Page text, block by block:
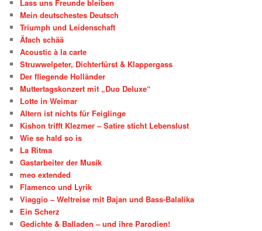
Lass uns Freunde bleiben
Mein deutschestes Deutsch
Triumph und Leidenschaft
Äfach schää
Acoustic à la carte
Struwwelpeter, Dichterfürst & Klappergass
Der fliegende Holländer
Muttertagskonzert mit „Duo Deluxe“
Lotte in Weimar
Altern ist nichts für Feiglinge
Kishon trifft Klezmer – Satire sticht Lebenslust
Wie se hald so is
La Ritma
Gastarbeiter der Musik
meo extended
Flamenco und Lyrik
Viaggio – Weltreise mit Bajan und Bass-Balalika
Ein Scherz
Gedichte & Balladen – und ihre Parodien!